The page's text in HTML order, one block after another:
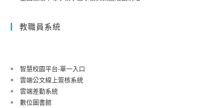
教職員系統
智慧校園平台-單一入口
雲端公文線上簽核系統
雲端差勤系統
數位圖書館